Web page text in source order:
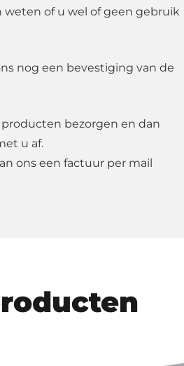
weten of u wel of geen gebruik
nog een bevestiging van de
bezorgen en dan
u af.
ons een factuur per mail